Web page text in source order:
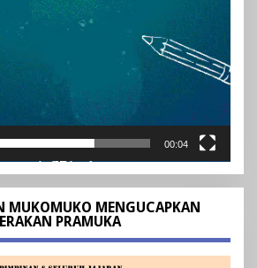
00:04
MUKOMUKO MENGUCAPKAN
PRAMUKA